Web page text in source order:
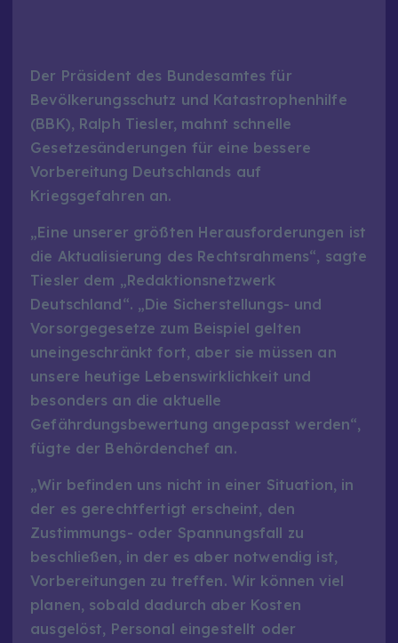
Der Präsident des Bundesamtes für
Bevölkerungsschutz und Katastrophenhilfe
(BBK), Ralph Tiesler, mahnt schnelle
Gesetzesänderungen für eine bessere
Vorbereitung Deutschlands auf
Kriegsgefahren an.
„Eine unserer größten Herausforderungen ist
die Aktualisierung des Rechtsrahmens“, sagte
Tiesler dem „Redaktionsnetzwerk
Deutschland“. „Die Sicherstellungs- und
Vorsorgegesetze zum Beispiel gelten
uneingeschränkt fort, aber sie müssen an
unsere heutige Lebenswirklichkeit und
besonders an die aktuelle
Gefährdungsbewertung angepasst werden“,
fügte der Behördenchef an.
„Wir befinden uns nicht in einer Situation, in
der es gerechtfertigt erscheint, den
Zustimmungs- oder Spannungsfall zu
beschließen, in der es aber notwendig ist,
Vorbereitungen zu treffen. Wir können viel
planen, sobald dadurch aber Kosten
ausgelöst, Personal eingestellt oder